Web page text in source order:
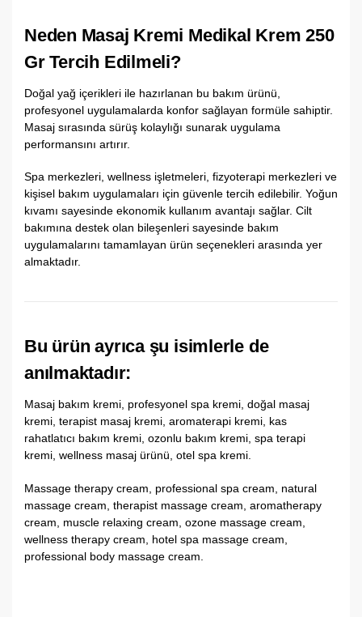
Neden Masaj Kremi Medikal Krem 250
Gr Tercih Edilmeli?
Doğal yağ içerikleri ile hazırlanan bu bakım ürünü,
profesyonel uygulamalarda konfor sağlayan formüle sahiptir.
Masaj sırasında sürüş kolaylığı sunarak uygulama
performansını artırır.
Spa merkezleri, wellness işletmeleri, fizyoterapi merkezleri ve
kişisel bakım uygulamaları için güvenle tercih edilebilir. Yoğun
kıvamı sayesinde ekonomik kullanım avantajı sağlar. Cilt
bakımına destek olan bileşenleri sayesinde bakım
uygulamalarını tamamlayan ürün seçenekleri arasında yer
almaktadır.
Bu ürün ayrıca şu isimlerle de
anılmaktadır:
Masaj bakım kremi, profesyonel spa kremi, doğal masaj
kremi, terapist masaj kremi, aromaterapi kremi, kas
rahatlatıcı bakım kremi, ozonlu bakım kremi, spa terapi
kremi, wellness masaj ürünü, otel spa kremi.
Massage therapy cream, professional spa cream, natural
massage cream, therapist massage cream, aromatherapy
cream, muscle relaxing cream, ozone massage cream,
wellness therapy cream, hotel spa massage cream,
professional body massage cream.